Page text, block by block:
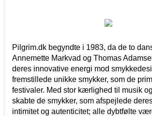
Pilgrim.dk begyndte i 1983, da de to
Annemette Markvad og Thomas
deres innovative energi mod
fremstillede unikke smykker, som de
festivaler. Med stor kærlighed til musik
skabte de smykker, som afspejlede
intimitet og autenticitet; alle dybtfølte